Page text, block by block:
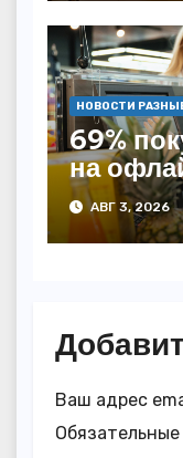
НОВОСТИ
69%
на
АВГ 3, 2026
Ваш адрес